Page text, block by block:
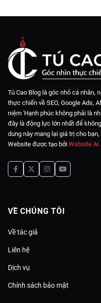
Tú Cao Blog là góc nhỏ cá nhân,
thực chiến về SEO, Google Ads,
niệm 'Hạnh phúc không phải là
đây là động lực lớn nhất để
dung này mang lại giá trị cho
Website được tạo bởi Website AI.
VỀ CHÚNG TÔI
Về tác giả
Liên hệ
Dịch vụ
Chính sách bảo mật